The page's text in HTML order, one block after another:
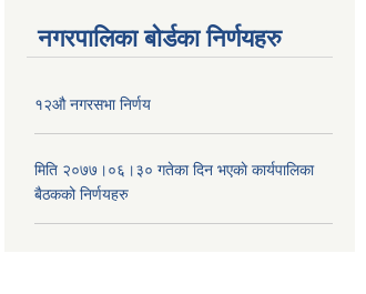
नगरपालिका बोर्डका निर्णयहरु
१२औ नगरसभा निर्णय
मिति २०७७।०६।३० गतेका दिन भएकाे कार्यपालिका
बैठकको निर्णयहरु